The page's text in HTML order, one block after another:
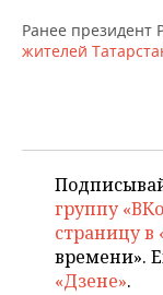
Ранее президент
жителей
группу
страницу в
времени».
«Дзене».